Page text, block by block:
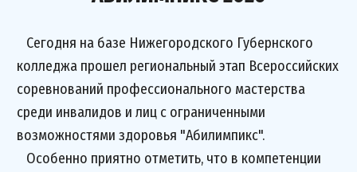
Сегодня на базе Нижегородского Губернского
колледжа прошел региональный этап Всероссийских
соревнований профессионального мастерства
среди инвалидов и лиц с ограниченными
возможностями здоровья "Абилимпикс".
Особенно приятно отметить, что в компетенции